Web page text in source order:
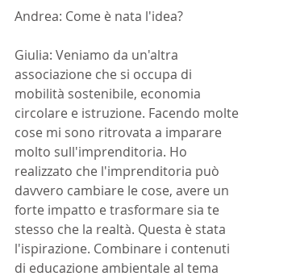
Andrea: Come è nata l'idea?
Giulia: Veniamo da un'altra
associazione che si occupa di
mobilità sostenibile, economia
circolare e istruzione. Facendo molte
cose mi sono ritrovata a imparare
molto sull'imprenditoria. Ho
realizzato che l'imprenditoria può
davvero cambiare le cose, avere un
forte impatto e trasformare sia te
stesso che la realtà. Questa è stata
l'ispirazione. Combinare i contenuti
di educazione ambientale al tema